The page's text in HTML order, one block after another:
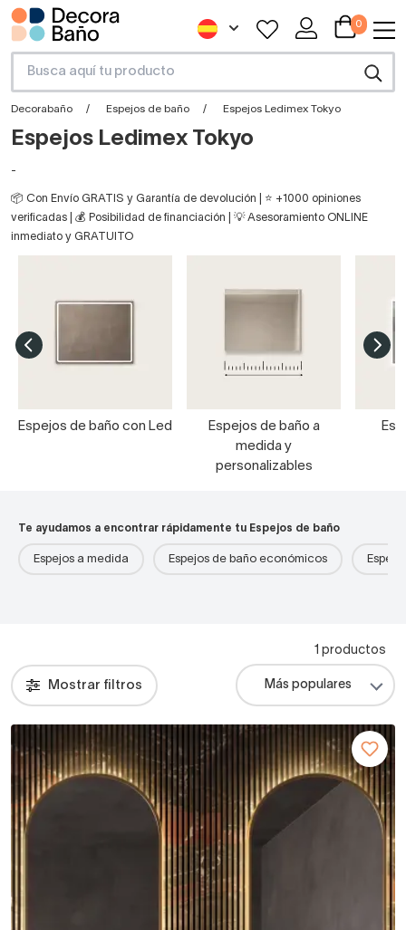
0
Decorabaño Espejos de baño Espejos Ledimex Tokyo
Espejos Ledimex Tokyo
-
📦 Con Envío GRATIS y Garantía de devolución | ⭐ +1000 opiniones
verificadas | 💰 Posibilidad de financiación | 💡 Asesoramiento ONLINE
inmediato y GRATUITO
Espejos de baño con Led
Espejos de baño a
medida y
personalizables
Te ayudamos a encontrar rápidamente tu Espejos de baño
Espejos a medida Espejos de baño económicos
Mostrar filtros
1 productos